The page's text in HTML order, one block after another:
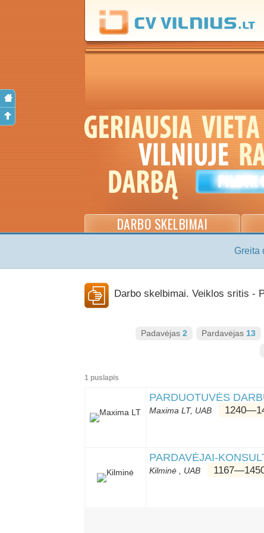
DARBO SKELBIMAI
Greita
Darbo skelbimai. Veiklos sritis -
Padavėjas 2 Pardavėjas 13
1 puslapis
PARDUOTUVĖS
Maxima LT, UAB
PARDAVĖJAI-
Kilminė , UAB